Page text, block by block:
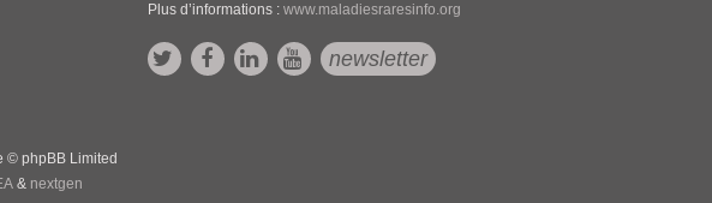
Plus d’informations :www.maladiesraresinfo.org
newsletter
© phpBB Limited
& nextgen